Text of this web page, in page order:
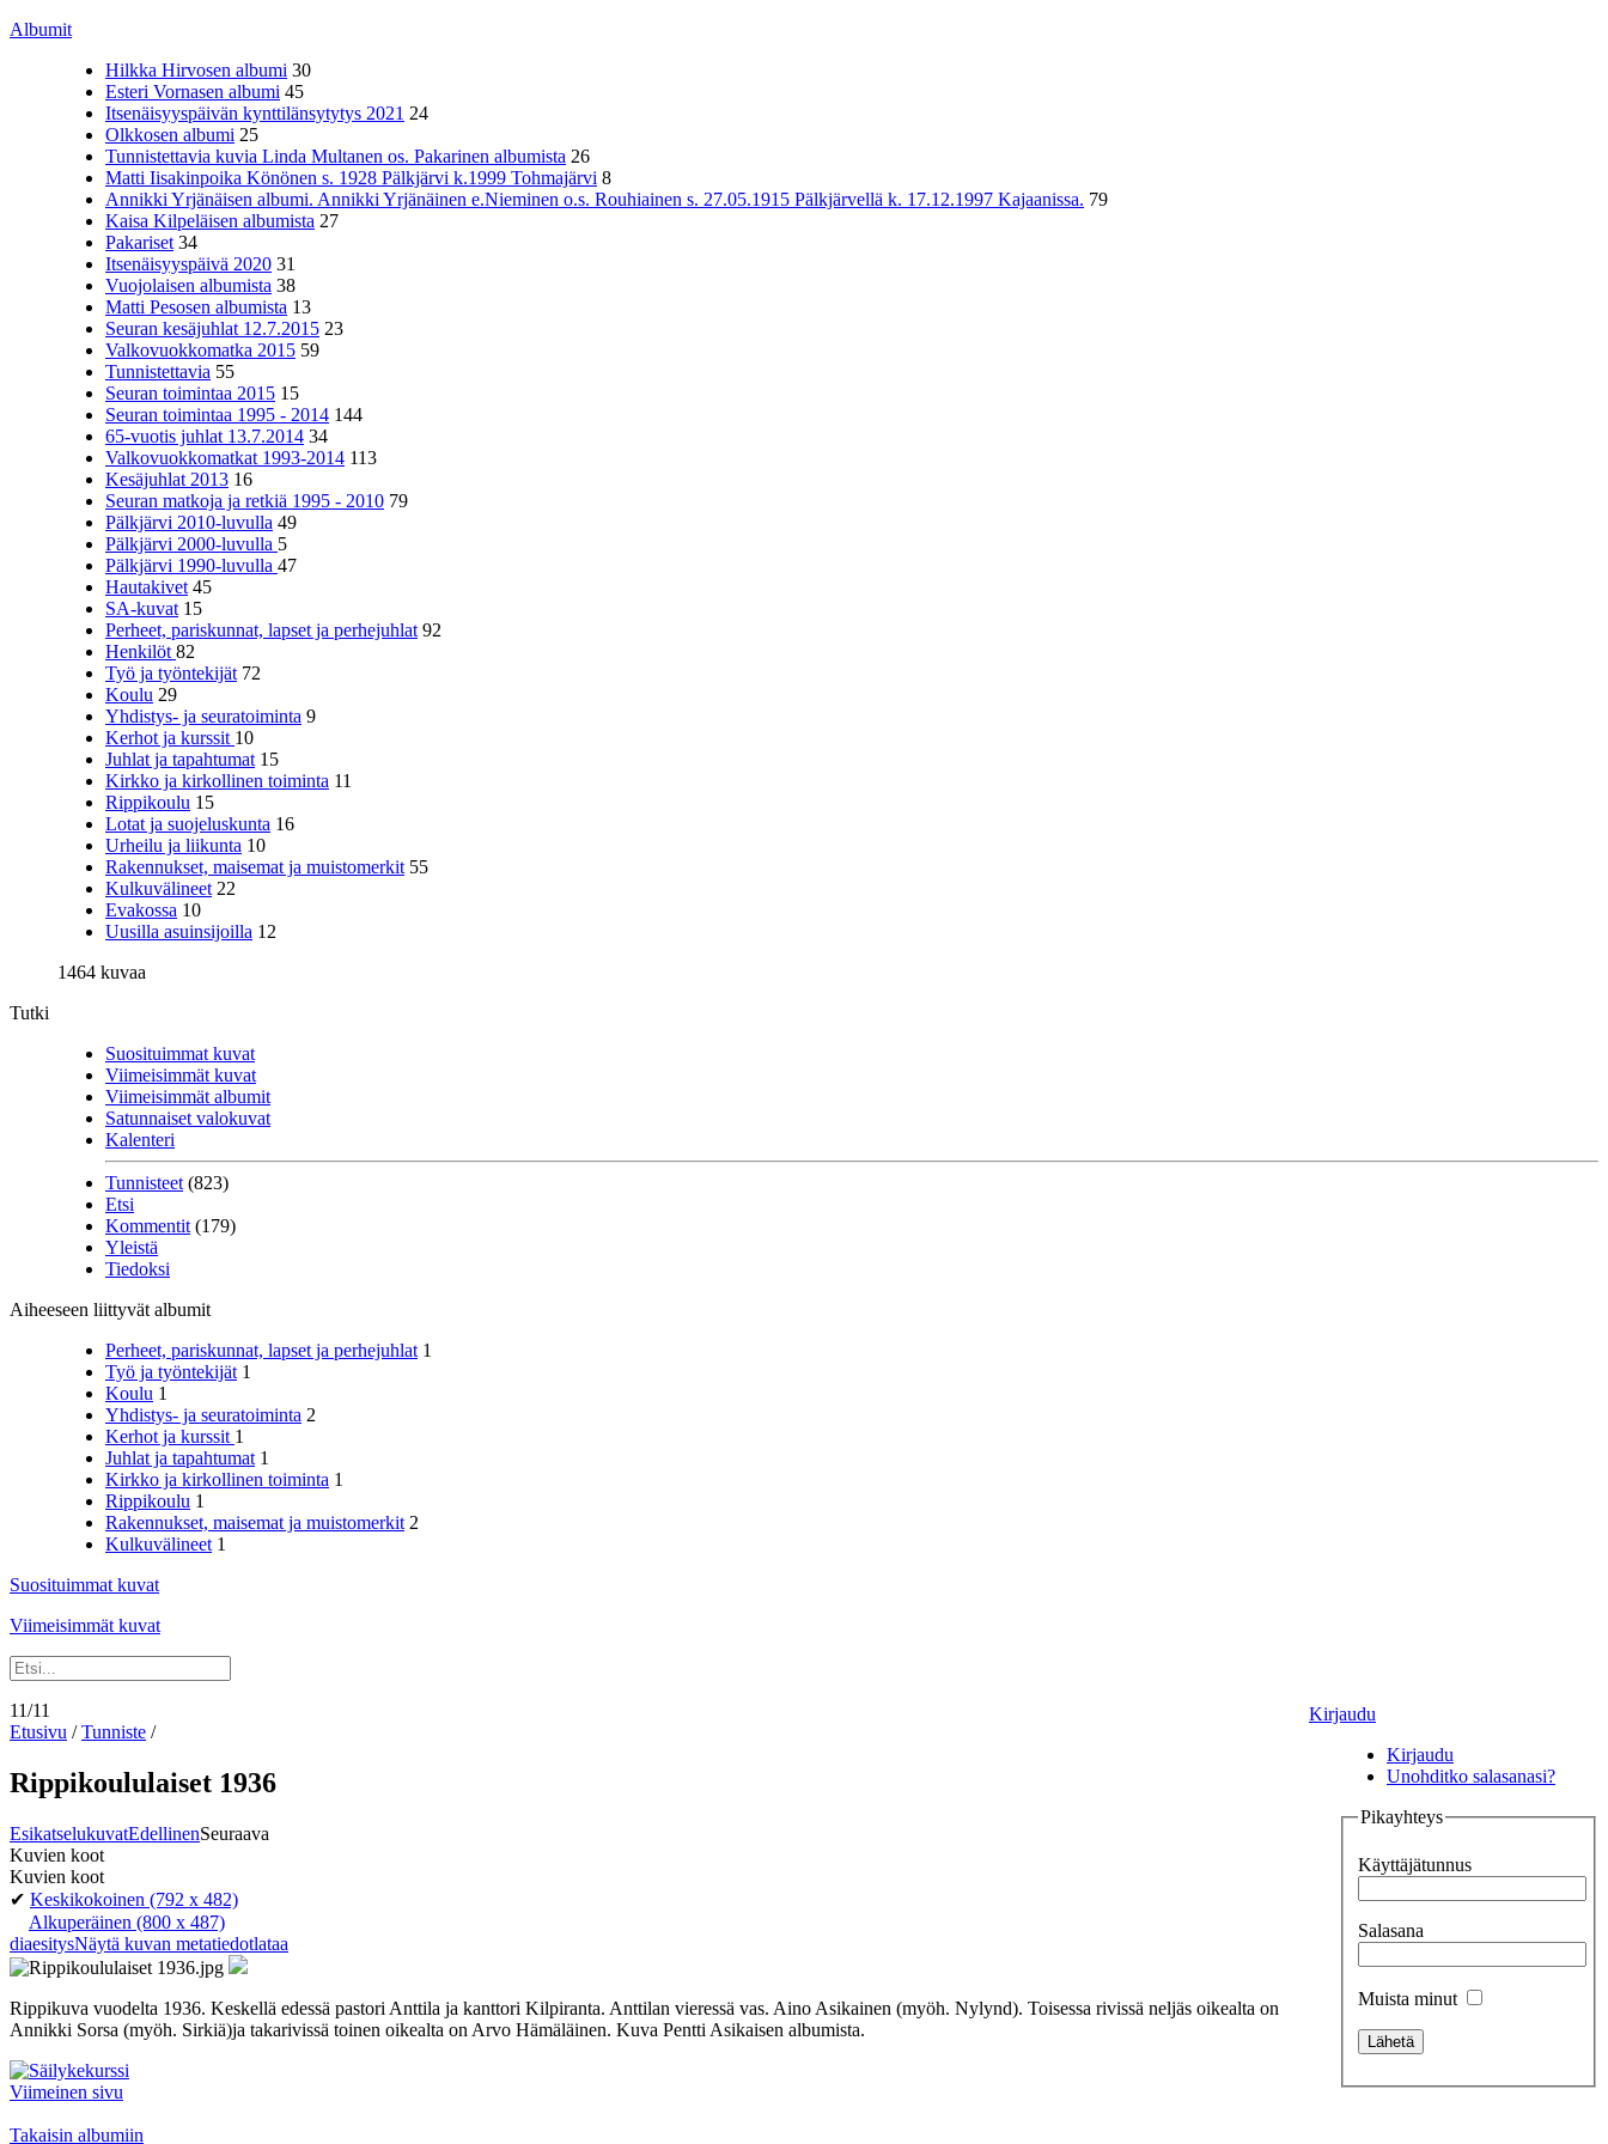
Albumit
Hilkka Hirvosen albumi 30
Esteri Vornasen albumi 45
Itsenäisyyspäivän kynttilänsytytys 2021 24
Olkkosen albumi 25
Tunnistettavia kuvia Linda Multanen os. Pakarinen albumista 26
Matti Iisakinpoika Könönen s. 1928 Pälkjärvi k.1999 Tohmajärvi 8
Annikki Yrjänäisen albumi. Annikki Yrjänäinen e.Nieminen o.s. Rouhiainen s. 27.05.1915 Pälkjärvellä k. 17.12.1997 Kajaanissa. 79
Kaisa Kilpeläisen albumista 27
Pakariset 34
Itsenäisyyspäivä 2020 31
Vuojolaisen albumista 38
Matti Pesosen albumista 13
Seuran kesäjuhlat 12.7.2015 23
Valkovuokkomatka 2015 59
Tunnistettavia 55
Seuran toimintaa 2015 15
Seuran toimintaa 1995 - 2014 144
65-vuotis juhlat 13.7.2014 34
Valkovuokkomatkat 1993-2014 113
Kesäjuhlat 2013 16
Seuran matkoja ja retkiä 1995 - 2010 79
Pälkjärvi 2010-luvulla 49
Pälkjärvi 2000-luvulla 5
Pälkjärvi 1990-luvulla 47
Hautakivet 45
SA-kuvat 15
Perheet, pariskunnat, lapset ja perhejuhlat 92
Henkilöt 82
Työ ja työntekijät 72
Koulu 29
Yhdistys- ja seuratoiminta 9
Kerhot ja kurssit 10
Juhlat ja tapahtumat 15
Kirkko ja kirkollinen toiminta 11
Rippikoulu 15
Lotat ja suojeluskunta 16
Urheilu ja liikunta 10
Rakennukset, maisemat ja muistomerkit 55
Kulkuvälineet 22
Evakossa 10
Uusilla asuinsijoilla 12
1464 kuvaa
Tutki
Suosituimmat kuvat
Viimeisimmät kuvat
Viimeisimmät albumit
Satunnaiset valokuvat
Kalenteri
Tunnisteet (823)
Etsi
Kommentit (179)
Yleistä
Tiedoksi
Aiheeseen liittyvät albumit
Perheet, pariskunnat, lapset ja perhejuhlat 1
Työ ja työntekijät 1
Koulu 1
Yhdistys- ja seuratoiminta 2
Kerhot ja kurssit 1
Juhlat ja tapahtumat 1
Kirkko ja kirkollinen toiminta 1
Rippikoulu 1
Rakennukset, maisemat ja muistomerkit 2
Kulkuvälineet 1
Suosituimmat kuvat
Viimeisimmät kuvat
Kirjaudu
Kirjaudu
Unohditko salasanasi?
Pikayhteys
Käyttäjätunnus
Salasana
Muista minut
11/11
Etusivu /Tunniste /
Rippikoululaiset 1936
EsikatselukuvatEdellinenSeuraava
Kuvien koot
Kuvien koot
✔ Keskikokoinen (792 x 482)
Alkuperäinen (800 x 487)
diaesitysNäytä kuvan metatiedotlataa
Rippikuva vuodelta 1936. Keskellä edessä pastori Anttila ja kanttori Kilpiranta. Anttilan vieressä vas. Aino Asikainen (myöh. Nylynd). Toisessa rivissä neljäs oikealta on
Annikki Sorsa (myöh. Sirkiä)ja takarivissä toinen oikealta on Arvo Hämäläinen. Kuva Pentti Asikaisen albumista.
Viimeinen sivu
Takaisin albumiin